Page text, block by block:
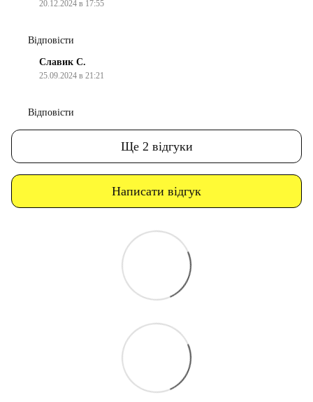
20.12.2024 в 17:55
Відповісти
Славик С.
25.09.2024 в 21:21
Відповісти
Ще 2 відгуки
Написати відгук